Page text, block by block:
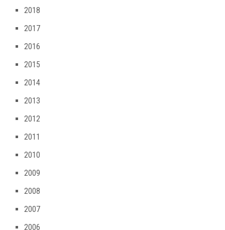
2018
2017
2016
2015
2014
2013
2012
2011
2010
2009
2008
2007
2006